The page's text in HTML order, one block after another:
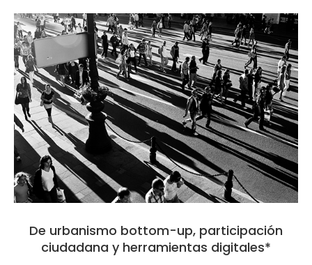
De urbanismo bottom-up, participación
ciudadana y herramientas digitales*